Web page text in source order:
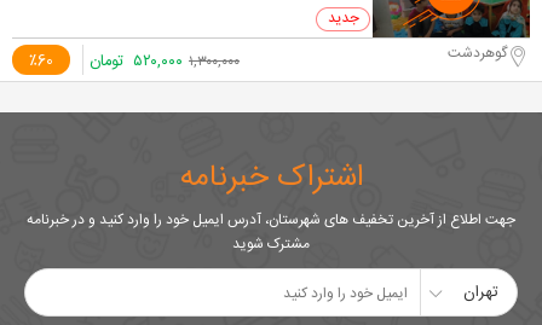
0 خرید
٪60 گوهردشت ۱,۳۰۰,۰۰۰ ۵۲۰,۰۰۰ تومان
اشتراک خبرنامه
جهت اطلاع از آخرین تخفیف های شهرستان، آدرس ایمیل خود را وارد کنید و در خبرنامه
مشترک شوید
تهران